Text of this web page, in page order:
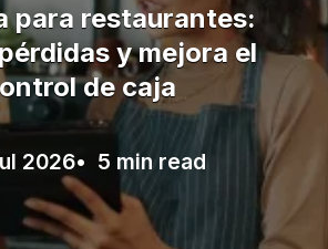
para restaurantes:
y mejora el
de caja
2026• 5 min read